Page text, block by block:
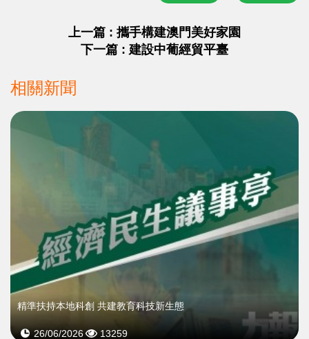
上一篇 : 攜手構建澳門美好家園
下一篇 : 建設中葡經貿平臺
相關新聞
精準扶持本地科創 共建教育科技新生態
26/06/2026 13259